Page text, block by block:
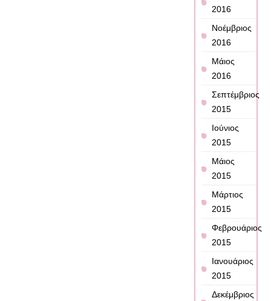
2016
Νοέμβριος
2016
Μάιος
2016
Σεπτέμβριος
2015
Ιούνιος
2015
Μάιος
2015
Μάρτιος
2015
Φεβρουάριος
2015
Ιανουάριος
2015
Δεκέμβριος